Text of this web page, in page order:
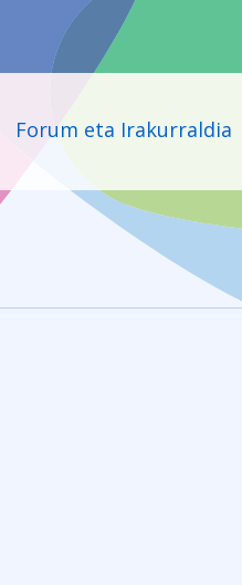
Forum eta Irakurraldia